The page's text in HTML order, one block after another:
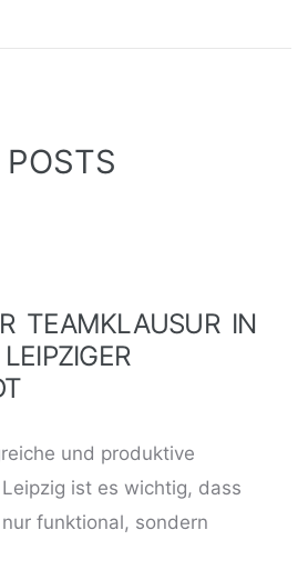
POSTS
TEAMKLAUSUR IN
und produktive
ist es wichtig, dass
funktional, sondern